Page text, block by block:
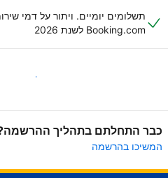
תשלומים יומיים. ויתור על דמי
Booking.com לשנת 2026
בואו נתחיל
כבר התחלתם בתהליך
המשיכו בהרשמה